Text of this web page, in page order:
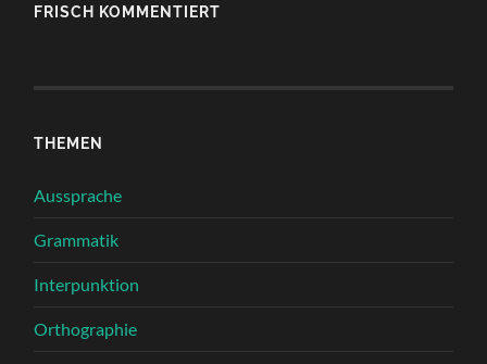
FRISCH KOMMENTIERT
THEMEN
Aussprache
Grammatik
Interpunktion
Orthographie